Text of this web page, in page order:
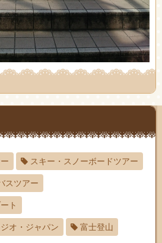
スキー・スノーボードツアー
スツアー
ト
オ・ジャパン
富士登山